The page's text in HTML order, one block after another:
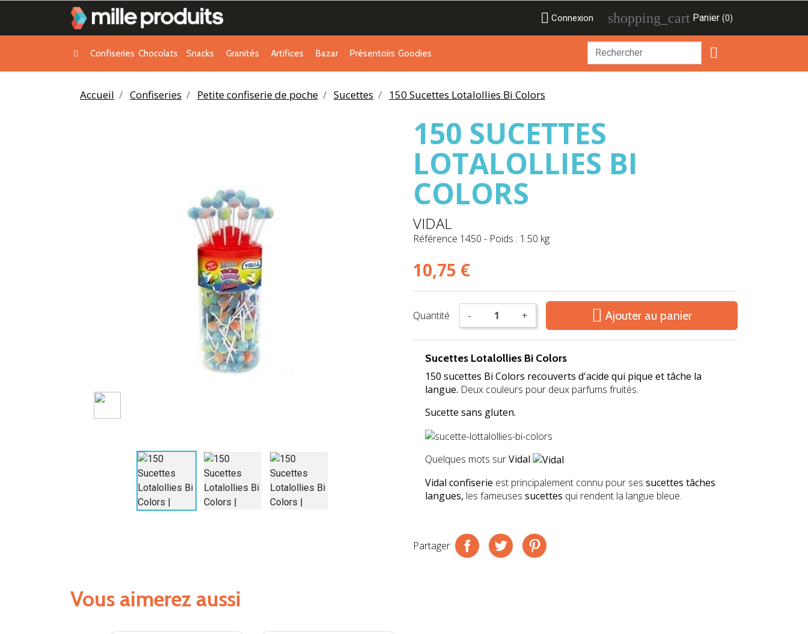
 Connexion shopping_cart Panier (0)
Confiseries Chocolats Snacks Granités Artifices Bazar Présentoirs Goodies 
Accueil Confiseries Petite confiserie de poche Sucettes 150 Sucettes Lotalollies Bi Colors
150 SUCETTES
LOTALOLLIES BI
COLORS
VIDAL
Référence 1450 - Poids : 1.50 kg
10,75 €
Quantité - +  Ajouter au panier
Sucettes Lotalollies Bi Colors
150 sucettes Bi Colors recouverts d'acide qui pique et tâche la
langue. Deux couleurs pour deux parfums fruités.
Sucette sans gluten.
Quelques mots surVidal
Vidal confiserie est principalement connu pour ses sucettes tâches
langues, les fameuses sucettes qui rendent la langue bleue.
Partager
Vous aimerez aussi